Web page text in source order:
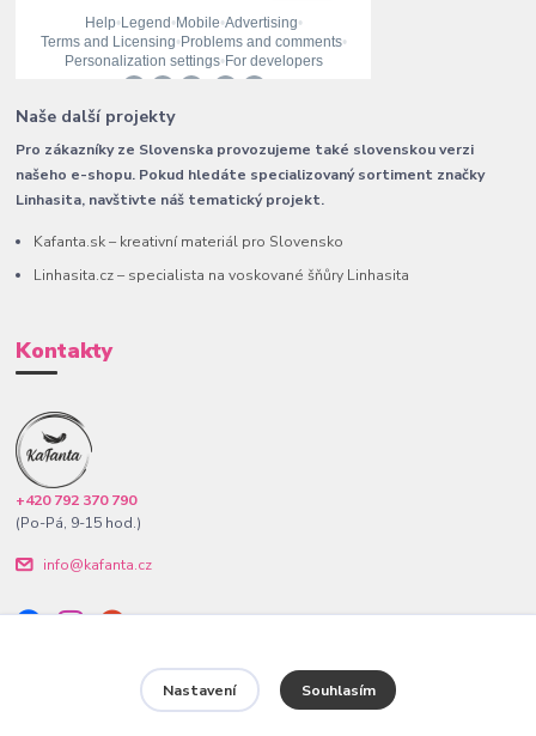
Naše další projekty
Pro zákazníky ze Slovenska provozujeme také slovenskou verzi
našeho e-shopu. Pokud hledáte specializovaný sortiment značky
Linhasita, navštivte náš tematický projekt.
Kafanta.sk – kreativní materiál pro Slovensko
Linhasita.cz – specialista na voskované šňůry Linhasita
Kontakty
+420 792 370 790
(Po-Pá, 9-15 hod.)
info@kafanta.cz
Nastavení Souhlasím